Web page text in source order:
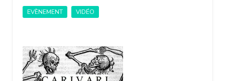
EVÈNEMENT VIDÉO